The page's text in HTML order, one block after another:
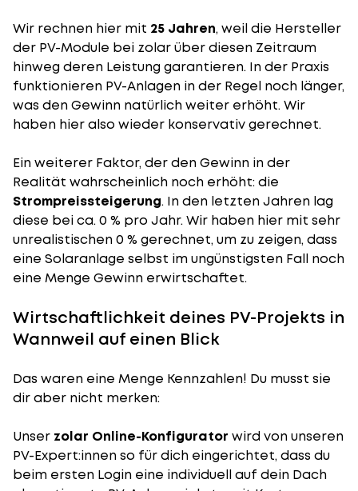
Wir rechnen hier mit 25 Jahren, weil die Hersteller
der PV-Module bei zolar über diesen Zeitraum
hinweg deren Leistung garantieren. In der Praxis
funktionieren PV-Anlagen in der Regel noch länger,
was den Gewinn natürlich weiter erhöht. Wir
haben hier also wieder konservativ gerechnet.
Ein weiterer Faktor, der den Gewinn in der
Realität wahrscheinlich noch erhöht: die
Strompreissteigerung. In den letzten Jahren lag
diese bei ca. 0 % pro Jahr. Wir haben hier mit sehr
unrealistischen 0 % gerechnet, um zu zeigen, dass
eine Solaranlage selbst im ungünstigsten Fall noch
eine Menge Gewinn erwirtschaftet.
Wirtschaftlichkeit deines PV-Projekts in
Wannweil auf einen Blick
Das waren eine Menge Kennzahlen! Du musst sie
dir aber nicht merken:
Unser zolar Online-Konfigurator wird von unseren
PV-Expert:innen so für dich eingerichtet, dass du
beim ersten Login eine individuell auf dein Dach